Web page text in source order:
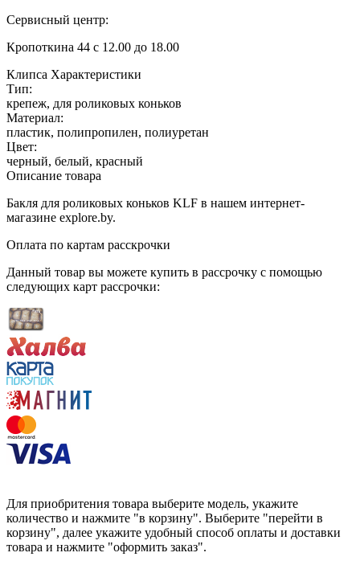
Сервисный центр:
Кропоткина 44 с 12.00 до 18.00
Клипса Характеристики
Тип:
крепеж, для роликовых коньков
Материал:
пластик, полипропилен, полиуретан
Цвет:
черный, белый, красный
Описание товара
Бакля для роликовых коньков KLF в нашем интернет-
магазине explore.by.
Оплата по картам расскрочки
Данный товар вы можете купить в рассрочку с помощью
следующих карт рассрочки:
Для приобритения товара выберите модель, укажите
количество и нажмите "в корзину". Выберите "перейти в
корзину", далее укажите удобный способ оплаты и доставки
товара и нажмите "оформить заказ".